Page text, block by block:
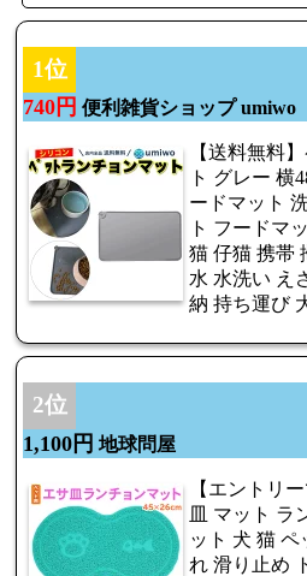
1位
740円 便利雑貨ショップ umiwo
【送料無料
ト グレー 横
ードマット
ト フードマ
猫 仔猫 携帯
水 水洗い え
納 持ち運び
2位
1,100円 地球問屋
【エントリ
皿 マット ラ
ット 犬 猫 ペ
れ 滑り止め